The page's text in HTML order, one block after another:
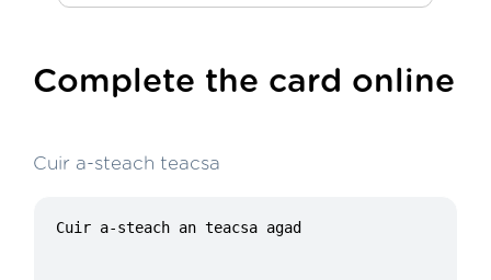
Complete the card online
Cuir a-steach teacsa